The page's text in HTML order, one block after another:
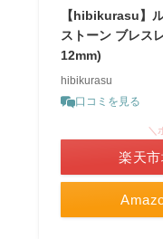
【hibikurasu】
ストーン ブレス
12mm)
hibikurasu
口コミを見る
＼
楽天